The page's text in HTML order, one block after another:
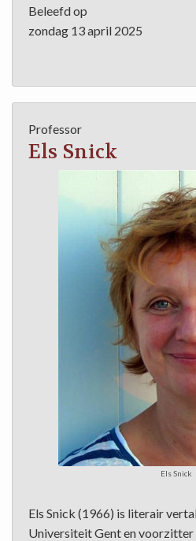
Beleefd op
zondag 13 april 2025
Professor
Els Snick
Els Snick
Els Snick (1966) is literair
Universiteit Gent en voorzitter